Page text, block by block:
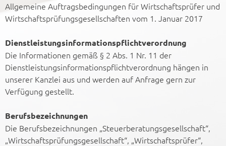
Allgemeine Auftragsbedingungen für Wirtschaftsprüfer und
Wirtschaftsprüfungsgesellschaften vom 1. Januar 2017
Dienstleistungsinformationspflichtverordnung
Die Informationen gemäß § 2 Abs. 1 Nr. 11 der
Dienstleistungsinformationspflichtverordnung hängen in
unserer Kanzlei aus und werden auf Anfrage gern zur
Verfügung gestellt.
Berufsbezeichnungen
Die Berufsbezeichnungen „Steuerberatungsgesellschaft“,
„Wirtschaftsprüfungsgesellschaft“, „Wirtschaftsprüfer“,